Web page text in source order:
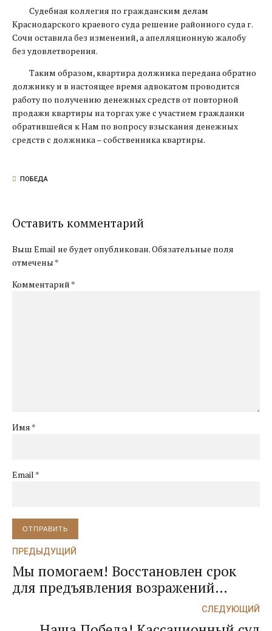
Судебная коллегия по гражданским делам
Краснодарского краевого суда решение районного суда г.
Сочи оставила без изменений, а апелляционную жалобу
без удовлетворения.
Таким образом, квартира должника передана обратно
должнику и в настоящее время адвокатом проводится
работу по получению денежных средств от повторной
продажи квартиры на торгах уже с участием гражданки
обратившейся к Нам по вопросу взыскания денежных
средств с должника – собственника квартиры.
ПОБЕДА
Оставить комментарий
Выш Email не будет опубликован. Обязательные поля
отмечены *
Комментарий *
Имя *
Email *
ОТПРАВИТЬ
ПРЕДЫДУЩИЙ
Мы помогаем! Восстановлен срок
для предъявления возражений
относительно исполнения судебного
приказа о взыскании денежных
СЛЕДУЮЩИЙ